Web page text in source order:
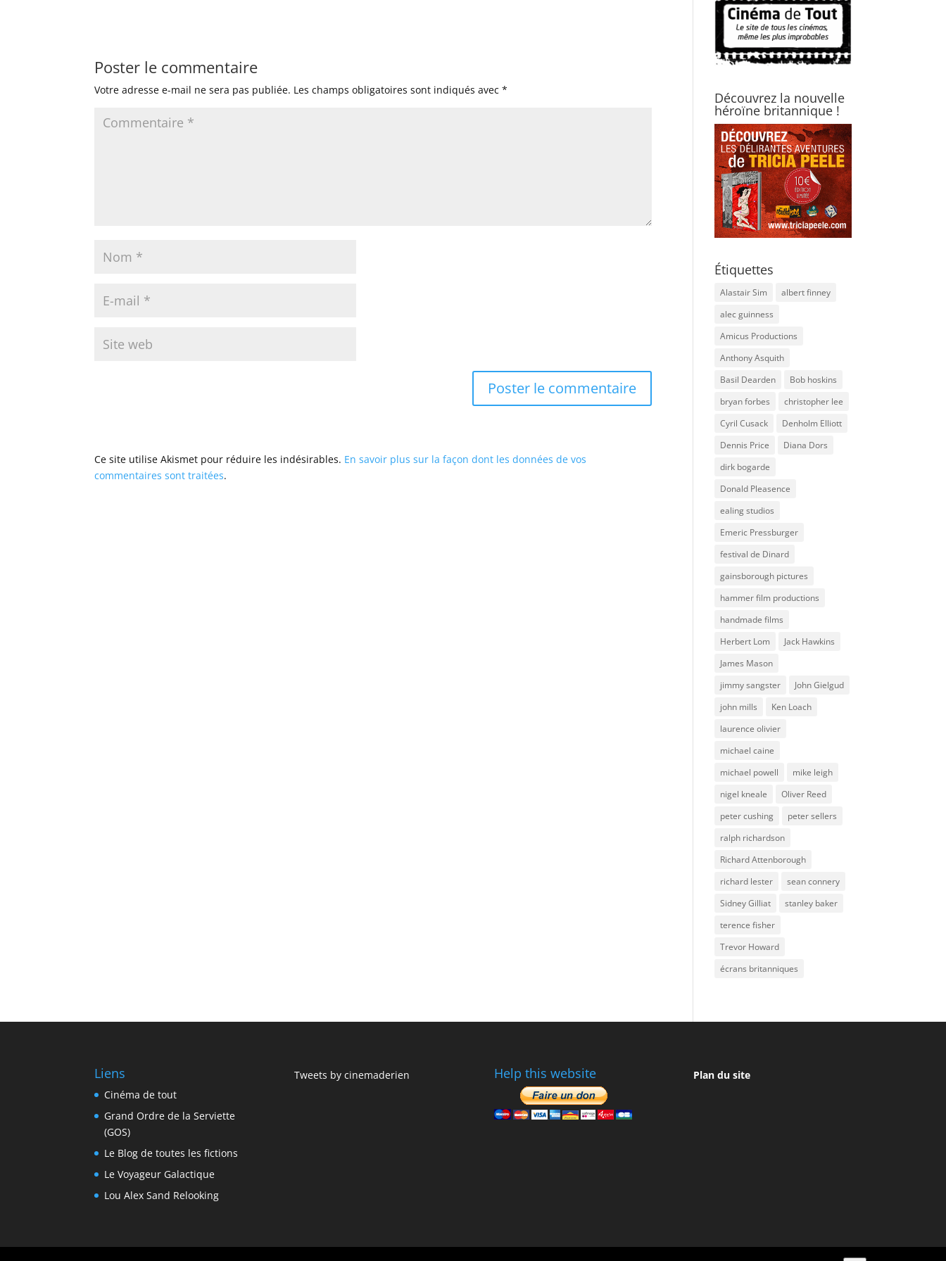
Poster le commentaire
Votre adresse e-mail ne sera pas publiée. Les champs obligatoires sont indiqués avec*
Ce site utilise Akismet pour réduire les indésirables. En savoir plus sur la façon dont les données de vos
commentaires sont traitées.
Découvrez la nouvelle
héroïne britannique !
Étiquettes
Alastair Sim
albert finney
alec guinness
Amicus Productions
Anthony Asquith
Basil Dearden
Bob hoskins
bryan forbes
christopher lee
Cyril Cusack
Denholm Elliott
Dennis Price
Diana Dors
dirk bogarde
Donald Pleasence
ealing studios
Emeric Pressburger
festival de Dinard
gainsborough pictures
hammer film productions
handmade films
Herbert Lom
Jack Hawkins
James Mason
jimmy sangster
John Gielgud
john mills
Ken Loach
laurence olivier
michael caine
michael powell
mike leigh
nigel kneale
Oliver Reed
peter cushing
peter sellers
ralph richardson
Richard Attenborough
richard lester
sean connery
Sidney Gilliat
stanley baker
terence fisher
Trevor Howard
écrans britanniques
Liens
Cinéma de tout
Grand Ordre de la Serviette
(GOS)
Le Blog de toutes les fictions
Le Voyageur Galactique
Lou Alex Sand Relooking
Tweets by cinemaderien Help this website Plan du site